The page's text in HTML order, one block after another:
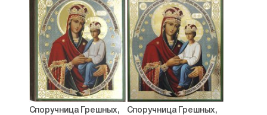
Споручница Грешных,
Споручница Грешных,